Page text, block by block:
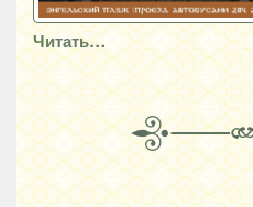
Читать…